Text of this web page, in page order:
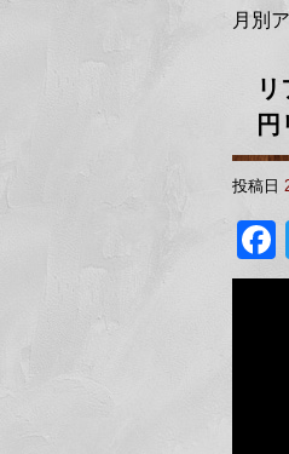
月別
投稿日